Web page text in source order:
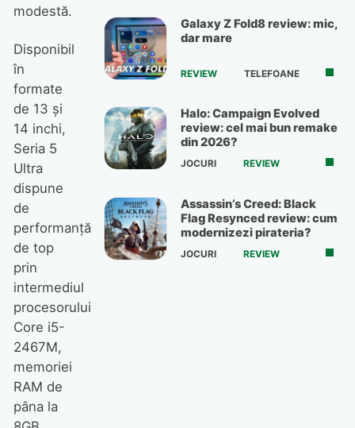
modestă.
Disponibil
în
formate
de 13 şi
14 inchi,
Seria 5
Ultra
dispune
de
performanţă
de top
prin
intermediul
procesorului
Core i5-
2467M,
memoriei
RAM de
pâna la
Galaxy Z Fold8 review: mic,
dar mare
REVIEW TELEFOANE
Halo: Campaign Evolved
review: cel mai bun remake
din 2026?
JOCURI REVIEW
Assassin’s Creed: Black
Flag Resynced review: cum
modernizezi pirateria?
JOCURI REVIEW